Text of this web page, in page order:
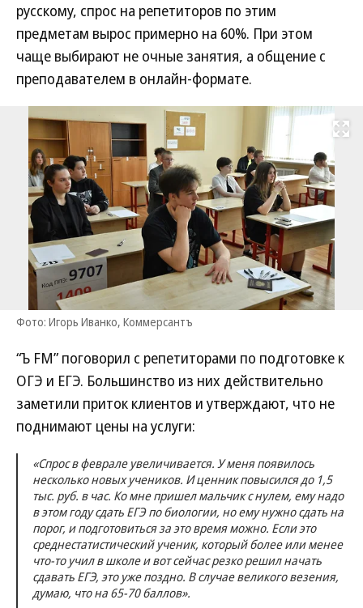
русскому, спрос на репетиторов по этим
предметам вырос примерно на 60%. При этом
чаще выбирают не очные занятия, а общение с
преподавателем в онлайн-формате.
Развернуть
Фото: Игорь Иванко, Коммерсантъ
“Ъ FM” поговорил с репетиторами по подготовке к
ОГЭ и ЕГЭ. Большинство из них действительно
заметили приток клиентов и утверждают, что не
поднимают цены на услуги:
«Спрос в феврале увеличивается. У меня появилось
несколько новых учеников. И ценник повысился до 1,5
тыс. руб. в час. Ко мне пришел мальчик с нулем, ему надо
в этом году сдать ЕГЭ по биологии, но ему нужно сдать на
порог, и подготовиться за это время можно. Если это
среднестатистический ученик, который более или менее
что-то учил в школе и вот сейчас резко решил начать
сдавать ЕГЭ, это уже поздно. В случае великого везения,
думаю, что на 65-70 баллов».